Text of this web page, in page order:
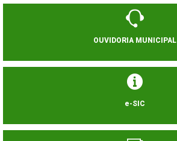
OUVIDORIA MUNICIPAL
e-SIC